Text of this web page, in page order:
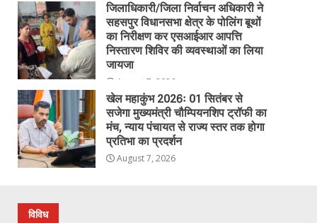
जिलाधिकारी/जिला निर्वाचन अधिकारी ने
सहसपुर विधानसभा क्षेत्र के पोलिंग बूथों
का निरीक्षण कर एसआईआर आपत्ति
निस्तारण शिविर की व्यवस्थाओं का लिया
जायजा
August 7, 2026
खेल महाकुंभ 2026ः 01 सितंबर से
सजेगा मुख्यमंत्री चौम्पियनशिप ट्रॉफी का
मंच, न्याय पंचायत से राज्य स्तर तक होगा
प्रतिभा का प्रदर्शन
August 7, 2026
विविध